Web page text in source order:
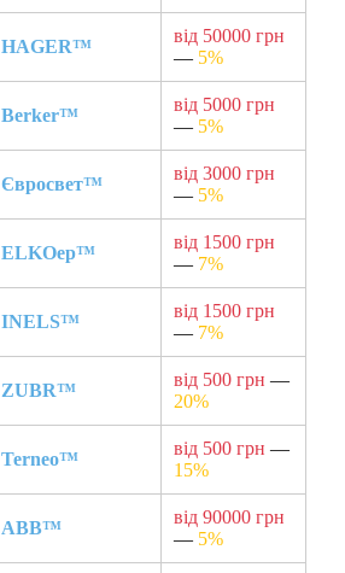
HAGER™
від 50000 грн
— 5%
Berker™
від 5000 грн
— 5%
Євросвет™
від 3000 грн
— 5%
ELKOep™
від 1500 грн
— 7%
INELS™
від 1500 грн
— 7%
ZUBR™
від 500 грн —
20%
Terneo™
від 500 грн —
15%
ABB™
від 90000 грн
— 5%